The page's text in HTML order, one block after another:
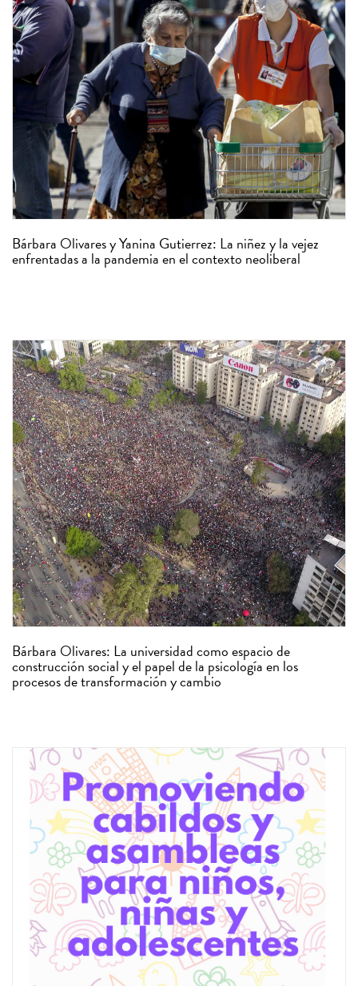
Bárbara Olivares y Yanina Gutierrez: La niñez y la vejez
enfrentadas a la pandemia en el contexto neoliberal
Bárbara Olivares: La universidad como espacio de
construcción social y el papel de la psicología en los
procesos de transformación y cambio